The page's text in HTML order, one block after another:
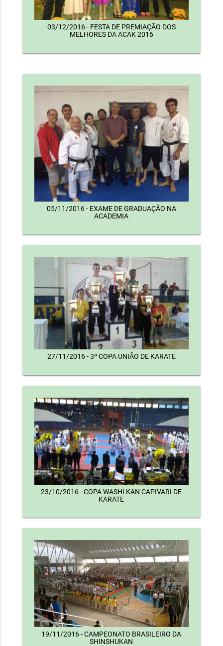
03/12/2016 - FESTA DE PREMIAÇÃO DOS
MELHORES DA ACAK 2016
05/11/2016 - EXAME DE GRADUAÇÃO NA
ACADEMIA
27/11/2016 - 3ª COPA UNIÃO DE KARATE
23/10/2016 - COPA WASHI KAN CAPIVARI DE
KARATE
19/11/2016 - CAMPEONATO BRASILEIRO DA
SHINSHUKAN